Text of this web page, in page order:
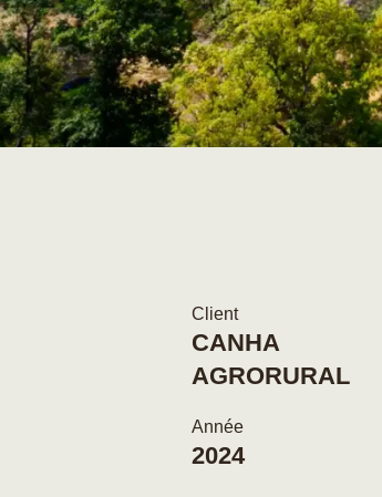
Client
CANHA
AGRORURAL
Année
2024